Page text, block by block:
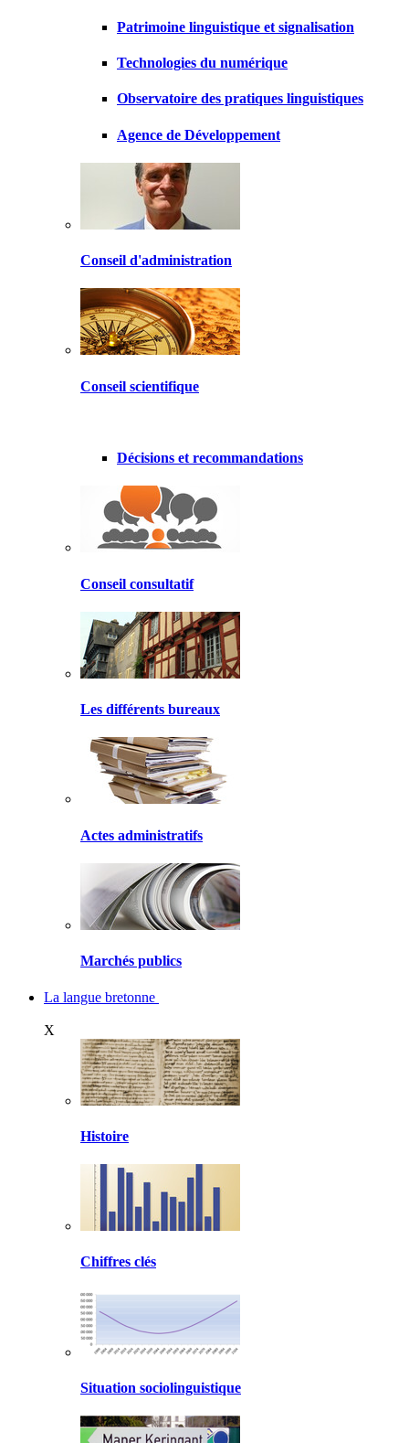
Patrimoine linguistique et signalisation
Technologies du numérique
Observatoire des pratiques linguistiques
Agence de Développement
Conseil d'administration
Conseil scientifique
Décisions et recommandations
Conseil consultatif
Les différents bureaux
Actes administratifs
Marchés publics
La langue bretonne
X
Histoire
Chiffres clés
Situation sociolinguistique